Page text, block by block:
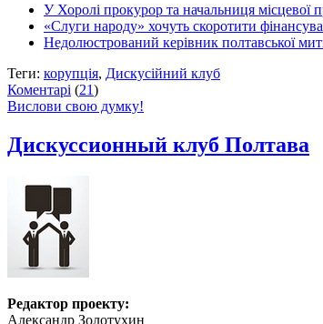
У Хоролі прокурор та начальниця місцевої
«Слуги народу» хочуть скоротити
Недолюстрований керівник полтавської
Теги: корупція, Дискусійний клуб
Коментарі (21)
Вислови свою думку!
Дискуссионный клуб Полтава
Редактор проекту:
Александр Золотухин